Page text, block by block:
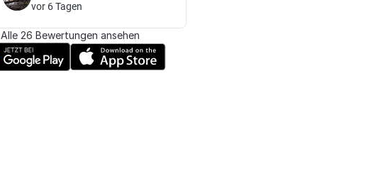
vor 6 Tagen
Alle 26 Bewertungen ansehen